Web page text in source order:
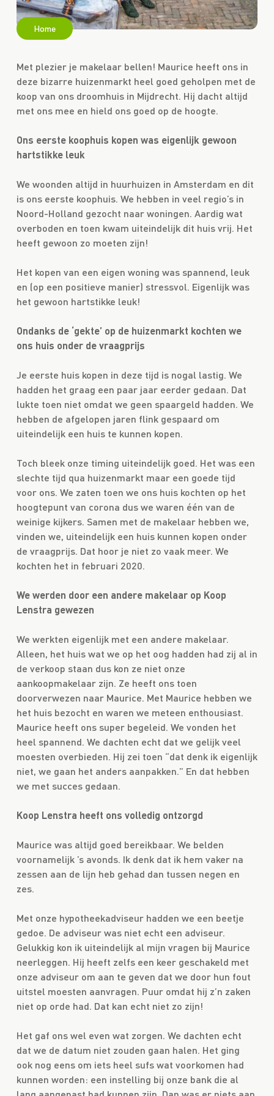
Home
Met plezier je makelaar bellen! Maurice heeft ons in
deze bizarre huizenmarkt heel goed geholpen met de
koop van ons droomhuis in Mijdrecht. Hij dacht altijd
met ons mee en hield ons goed op de hoogte.
Ons eerste koophuis kopen was eigenlijk gewoon
hartstikke leuk
We woonden altijd in huurhuizen in Amsterdam en dit
is ons eerste koophuis. We hebben in veel regio’s in
Noord-Holland gezocht naar woningen. Aardig wat
overboden en toen kwam uiteindelijk dit huis vrij. Het
heeft gewoon zo moeten zijn!
Het kopen van een eigen woning was spannend, leuk
en (op een positieve manier) stressvol. Eigenlijk was
het gewoon hartstikke leuk!
Ondanks de ‘gekte’ op de huizenmarkt kochten we
ons huis onder de vraagprijs
Je eerste huis kopen in deze tijd is nogal lastig. We
hadden het graag een paar jaar eerder gedaan. Dat
lukte toen niet omdat we geen spaargeld hadden. We
hebben de afgelopen jaren flink gespaard om
uiteindelijk een huis te kunnen kopen.
Toch bleek onze timing uiteindelijk goed. Het was een
slechte tijd qua huizenmarkt maar een goede tijd
voor ons. We zaten toen we ons huis kochten op het
hoogtepunt van corona dus we waren één van de
weinige kijkers. Samen met de makelaar hebben we,
vinden we, uiteindelijk een huis kunnen kopen onder
de vraagprijs. Dat hoor je niet zo vaak meer. We
kochten het in februari 2020.
We werden door een andere makelaar op Koop
Lenstra gewezen
We werkten eigenlijk met een andere makelaar.
Alleen, het huis wat we op het oog hadden had zij al in
de verkoop staan dus kon ze niet onze
aankoopmakelaar zijn. Ze heeft ons toen
doorverwezen naar Maurice. Met Maurice hebben we
het huis bezocht en waren we meteen enthousiast.
Maurice heeft ons super begeleid. We vonden het
heel spannend. We dachten echt dat we gelijk veel
moesten overbieden. Hij zei toen “dat denk ik eigenlijk
niet, we gaan het anders aanpakken.” En dat hebben
we met succes gedaan.
Koop Lenstra heeft ons volledig ontzorgd
Maurice was altijd goed bereikbaar. We belden
voornamelijk ’s avonds. Ik denk dat ik hem vaker na
zessen aan de lijn heb gehad dan tussen negen en
zes.
Met onze hypotheekadviseur hadden we een beetje
gedoe. De adviseur was niet echt een adviseur.
Gelukkig kon ik uiteindelijk al mijn vragen bij Maurice
neerleggen. Hij heeft zelfs een keer geschakeld met
onze adviseur om aan te geven dat we door hun fout
uitstel moesten aanvragen. Puur omdat hij z’n zaken
niet op orde had. Dat kan echt niet zo zijn!
Het gaf ons wel even wat zorgen. We dachten echt
dat we de datum niet zouden gaan halen. Het ging
ook nog eens om iets heel sufs wat voorkomen had
kunnen worden: een instelling bij onze bank die al